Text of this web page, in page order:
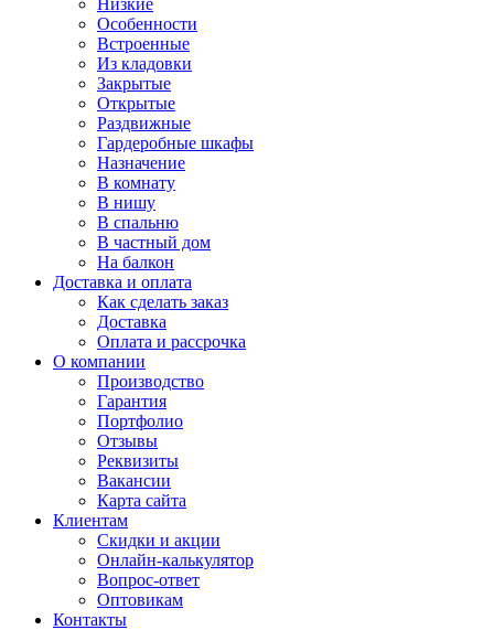
Низкие
Особенности
Встроенные
Из кладовки
Закрытые
Открытые
Раздвижные
Гардеробные шкафы
Назначение
В комнату
В нишу
В спальню
В частный дом
На балкон
Доставка и оплата
Как сделать заказ
Доставка
Оплата и рассрочка
О компании
Производство
Гарантия
Портфолио
Отзывы
Реквизиты
Вакансии
Карта сайта
Клиентам
Скидки и акции
Онлайн-калькулятор
Вопрос-ответ
Оптовикам
Контакты